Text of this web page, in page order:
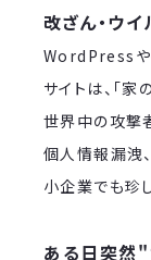
改ざん・ウ
WordPressや
サイトは、「
世界中の攻撃
個人情報漏洩
小企業でも珍
ある日突然